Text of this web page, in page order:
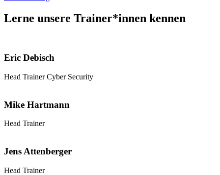
Lerne unsere Trainer*innen kennen
Eric Debisch
Head Trainer Cyber Security
Mike Hartmann
Head Trainer
Jens Attenberger
Head Trainer